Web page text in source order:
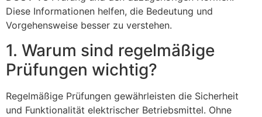
Diese Informationen helfen, die Bedeutung und
Vorgehensweise besser zu verstehen.
1. Warum sind regelmäßige
Prüfungen wichtig?
Regelmäßige Prüfungen gewährleisten die Sicherheit
und Funktionalität elektrischer Betriebsmittel. Ohne